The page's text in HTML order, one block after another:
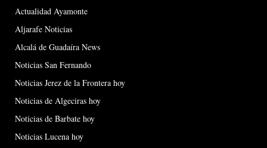
Actualidad Ayamonte
Aljarafe Noticias
Alcalá de Guadaíra News
Noticias San Fernando
Noticias Jerez de la Frontera hoy
Noticias de Algeciras hoy
Noticias de Barbate hoy
Noticias Lucena hoy